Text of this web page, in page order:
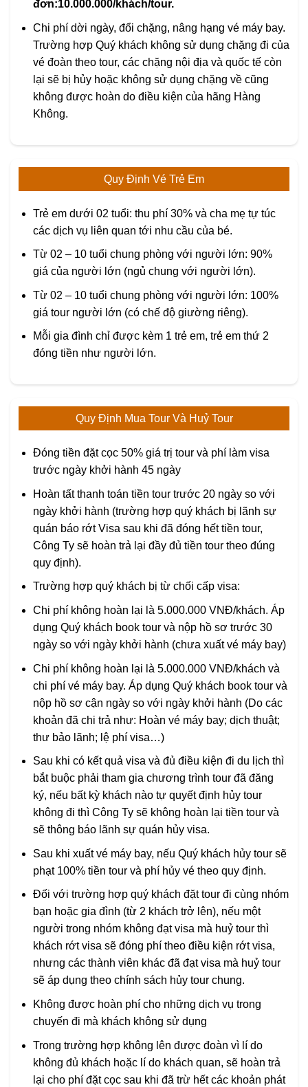
đơn:10.000.000/khách/tour.
Chi phí dời ngày, đổi chặng, nâng hạng vé máy bay.
Trường hợp Quý khách không sử dụng chặng đi của
vé đoàn theo tour, các chặng nội địa và quốc tế còn
lại sẽ bị hủy hoặc không sử dụng chặng về cũng
không được hoàn do điều kiện của hãng Hàng
Không.
Quy Định Vé Trẻ Em
Trẻ em dưới 02 tuổi: thu phí 30% và cha mẹ tự túc
các dịch vụ liên quan tới nhu cầu của bé.
Từ 02 – 10 tuổi chung phòng với người lớn: 90%
giá của người lớn (ngủ chung với người lớn).
Từ 02 – 10 tuổi chung phòng với người lớn: 100%
giá tour người lớn (có chế độ giường riêng).
Mỗi gia đình chỉ được kèm 1 trẻ em, trẻ em thứ 2
đóng tiền như người lớn.
Quy Định Mua Tour Và Huỷ Tour
Đóng tiền đặt cọc 50% giá trị tour và phí làm visa
trước ngày khởi hành 45 ngày
Hoàn tất thanh toán tiền tour trước 20 ngày so với
ngày khởi hành (trường hợp quý khách bị lãnh sự
quán báo rớt Visa sau khi đã đóng hết tiền tour,
Công Ty sẽ hoàn trả lại đầy đủ tiền tour theo đúng
quy định).
Trường hợp quý khách bị từ chối cấp visa:
Chi phí không hoàn lại là 5.000.000 VNĐ/khách. Áp
dụng Quý khách book tour và nộp hồ sơ trước 30
ngày so với ngày khởi hành (chưa xuất vé máy bay)
Chi phí không hoàn lại là 5.000.000 VNĐ/khách và
chi phí vé máy bay. Áp dụng Quý khách book tour và
nộp hồ sơ cận ngày so với ngày khởi hành (Do các
khoản đã chi trả như: Hoàn vé máy bay; dịch thuật;
thư bảo lãnh; lệ phí visa…)
Sau khi có kết quả visa và đủ điều kiện đi du lịch thì
bắt buộc phải tham gia chương trình tour đã đăng
ký, nếu bất kỳ khách nào tự quyết định hủy tour
không đi thì Công Ty sẽ không hoàn lại tiền tour và
sẽ thông báo lãnh sự quán hủy visa.
Sau khi xuất vé máy bay, nếu Quý khách hủy tour sẽ
phạt 100% tiền tour và phí hủy vé theo quy định.
Đối với trường hợp quý khách đặt tour đi cùng nhóm
bạn hoặc gia đình (từ 2 khách trở lên), nếu một
người trong nhóm không đạt visa mà huỷ tour thì
khách rớt visa sẽ đóng phí theo điều kiện rớt visa,
nhưng các thành viên khác đã đạt visa mà huỷ tour
sẽ áp dụng theo chính sách hủy tour chung.
Không được hoàn phí cho những dịch vụ trong
chuyến đi mà khách không sử dụng
Trong trường hợp không lên được đoàn vì lí do
không đủ khách hoặc lí do khách quan, sẽ hoàn trả
lại cho phí đặt cọc sau khi đã trừ hết các khoản phát